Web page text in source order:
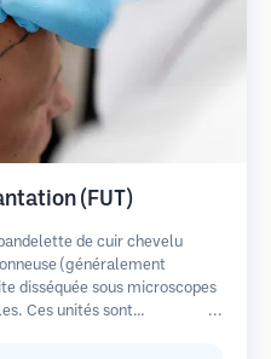
(FUT)
de cuir chevelu
(généralement
disséquée sous microscopes
Ces unités sont